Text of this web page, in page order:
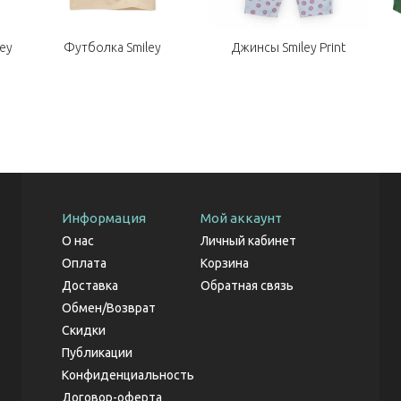
Футболка Smiley Джинсы Smiley Print
Информация
О нас
Оплата
Доставка
Обмен/Возврат
Скидки
Публикации
Конфиденциальность
Договор-оферта
Мой аккаунт
Личный кабинет
Корзина
Обратная связь